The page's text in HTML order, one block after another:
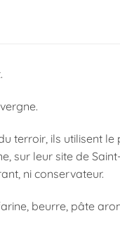
terroir, ils utilisent
sur leur site de
ni conservateur.
beurre, pâte